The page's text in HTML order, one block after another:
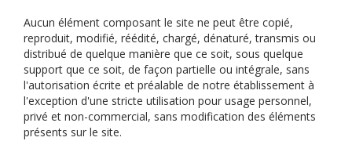
Aucun élément composant le site ne peut être copié,
reproduit, modifié, réédité, chargé, dénaturé, transmis ou
distribué de quelque manière que ce soit, sous quelque
support que ce soit, de façon partielle ou intégrale, sans
l'autorisation écrite et préalable de notre établissement à
l'exception d'une stricte utilisation pour usage personnel,
privé et non-commercial, sans modification des éléments
présents sur le site.